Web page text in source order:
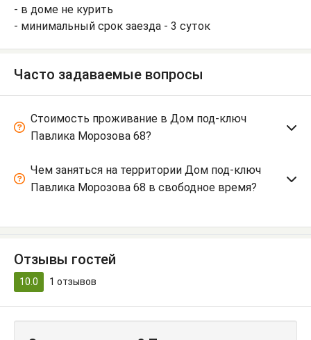
- в доме не курить
- минимальный срок заезда - 3 суток
Часто задаваемые вопросы
Стоимость проживание в Дом под-ключ
Павлика Морозова 68?
Чем заняться на территории Дом под-ключ
Павлика Морозова 68 в свободное время?
Отзывы гостей
10.0 1 отзывов